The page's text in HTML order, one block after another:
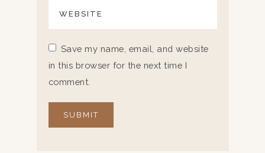
Save my name, email, and website
in this browser for the next time I
comment.